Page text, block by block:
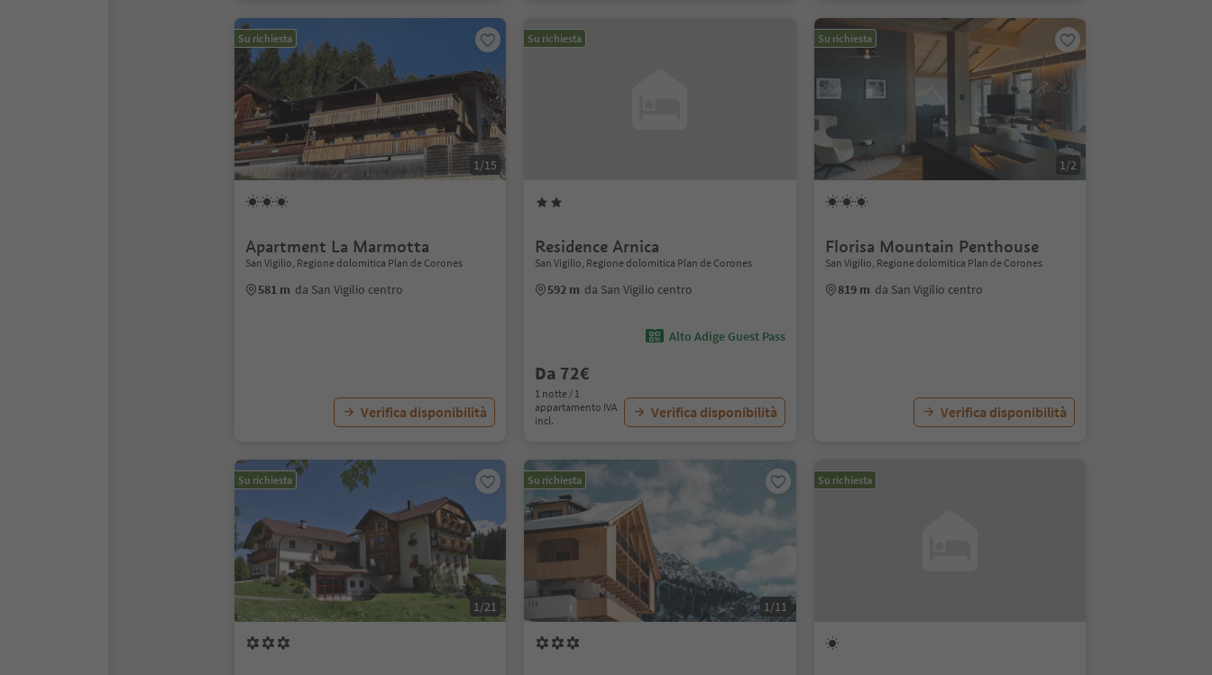
Su richiesta
1/15
Apartment La Marmotta
San Vigilio, Regione dolomitica Plan de Corones
581 m da San Vigilio centro
Verifica disponibilità
Su richiesta
Residence Arnica
San Vigilio, Regione dolomitica Plan de Corones
592 m da San Vigilio centro
Alto Adige Guest Pass
Da 72€
1 notte / 1
appartamento IVA
incl.
Verifica disponibilità
Su richiesta
1/2
Florisa Mountain Penthouse
San Vigilio, Regione dolomitica Plan de Corones
819 m da San Vigilio centro
Verifica disponibilità
Su richiesta
1/21
Su richiesta
1/11
Su richiesta